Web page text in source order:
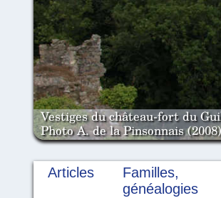
Vestiges du château-fort du
Photo A. de la Pinsonnais
Articles
Familles,
généalogies